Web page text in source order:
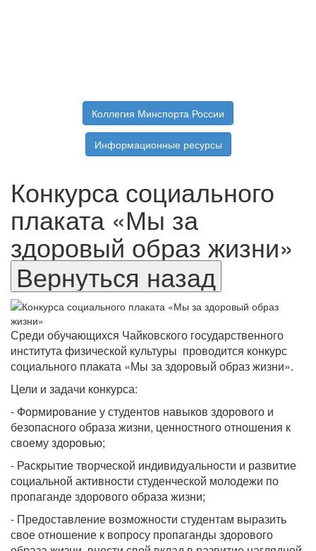
Коллегия Минспорта России
Информационные ресурсы
Конкурса социального
плаката «Мы за
здоровый образ жизни»
Среди обучающихся Чайковского государственного
института физической культуры проводится конкурс
социального плаката «Мы за здоровый образ жизни».
Цели и задачи конкурса:
- Формирование у студентов навыков здорового и
безопасного образа жизни, ценностного отношения к
своему здоровью;
- Раскрытие творческой индивидуальности и развитие
социальной активности студенческой молодежи по
пропаганде здорового образа жизни;
- Предоставление возможности студентам выразить
свое отношение к вопросу пропаганды здорового